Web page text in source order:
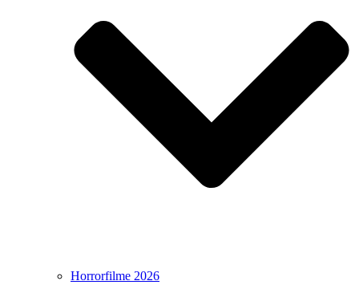
Horrorfilme 2026